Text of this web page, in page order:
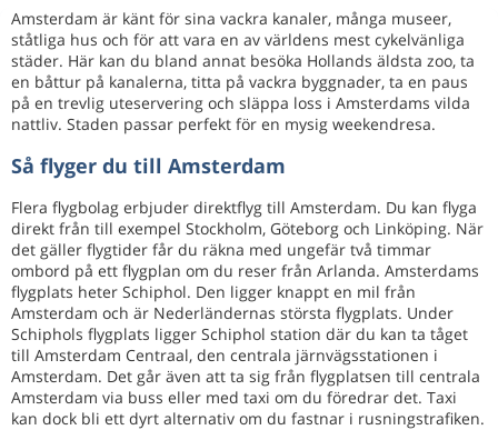
Amsterdam är känt för sina vackra kanaler, många museer,
ståtliga hus och för att vara en av världens mest cykelvänliga
städer. Här kan du bland annat besöka Hollands äldsta zoo, ta
en båttur på kanalerna, titta på vackra byggnader, ta en paus
på en trevlig uteservering och släppa loss i Amsterdams vilda
nattliv. Staden passar perfekt för en mysig weekendresa.
Så flyger du till Amsterdam
Flera flygbolag erbjuder direktflyg till Amsterdam. Du kan flyga
direkt från till exempel Stockholm, Göteborg och Linköping. När
det gäller flygtider får du räkna med ungefär två timmar
ombord på ett flygplan om du reser från Arlanda. Amsterdams
flygplats heter Schiphol. Den ligger knappt en mil från
Amsterdam och är Nederländernas största flygplats. Under
Schiphols flygplats ligger Schiphol station där du kan ta tåget
till Amsterdam Centraal, den centrala järnvägsstationen i
Amsterdam. Det går även att ta sig från flygplatsen till centrala
Amsterdam via buss eller med taxi om du föredrar det. Taxi
kan dock bli ett dyrt alternativ om du fastnar i rusningstrafiken.